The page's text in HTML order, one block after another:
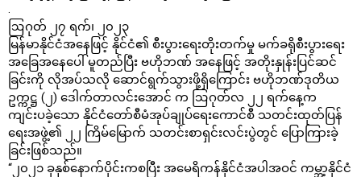
.
ဩဂုတ် ၂၇ ရက်၊ ၂၀၂၃
မြန်မာနိုင်ငံအနေဖြင့် နိုင်ငံ၏ စီးပွားရေးတိုးတက်မှု မက်ခရိုစီးပွားရေး
အခြေအနေပေါ် မူတည်ပြီး ဗဟိုဘဏ် အနေဖြင့် အတိုးနှုန်းပြင်ဆင်
ခြင်းကို လိုအပ်သလို ဆောင်ရွက်သွားဖို့ရှိကြောင်း ဗဟိုဘဏ်ဒုတိယ
ဥက္ကဋ္ဌ (၂) ဒေါက်တာလင်းအောင် က ဩဂုတ်လ ၂၂ ရက်နေ့က
ကျင်းပခဲ့သော နိုင်ငံတော်စီမံအုပ်ချုပ်ရေးကောင်စီ သတင်းထုတ်ပြန်
ရေးအဖွဲ့၏ ၂၂ ကြိမ်မြောက် သတင်းစာရှင်းလင်းပွဲတွင် ပြောကြားခဲ့
ခြင်းဖြစ်သည်။
“၂၀၂၁ ခုနှစ်နောက်ပိုင်းကစပြီး အမေရိကန်နိုင်ငံအပါအဝင် ကမ္ဘာ့နိုင်ငံ